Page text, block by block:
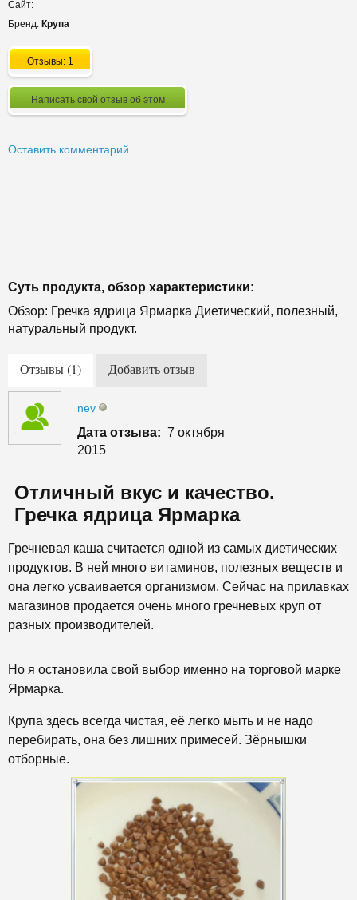
Сайт:
Бренд: Крупа
Отзывы: 1
Написать свой отзыв об этом
Оставить комментарий
Суть продукта, обзор характеристики:
Обзор: Гречка ядрица Ярмарка Диетический, полезный,
натуральный продукт.
Отзывы (1) Добавить отзыв
nev
Дата отзыва: 7 октября
2015
Отличный вкус и качество.
Гречка ядрица Ярмарка
Гречневая каша считается одной из самых диетических
продуктов. В ней много витаминов, полезных веществ и
она легко усваивается организмом. Сейчас на прилавках
магазинов продается очень много гречневых круп от
разных производителей.
Но я остановила свой выбор именно на торговой марке
Ярмарка.
Крупа здесь всегда чистая, её легко мыть и не надо
перебирать, она без лишних примесей. Зёрнышки
отборные.